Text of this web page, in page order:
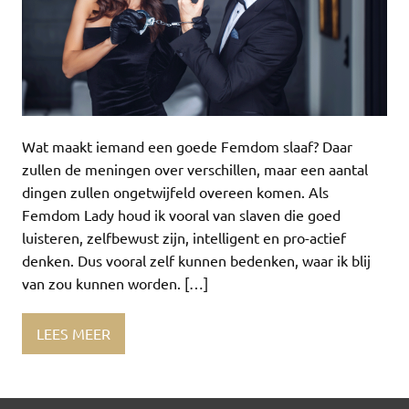
Wat maakt iemand een goede Femdom slaaf? Daar
zullen de meningen over verschillen, maar een aantal
dingen zullen ongetwijfeld overeen komen. Als
Femdom Lady houd ik vooral van slaven die goed
luisteren, zelfbewust zijn, intelligent en pro-actief
denken. Dus vooral zelf kunnen bedenken, waar ik blij
van zou kunnen worden. […]
LEES MEER